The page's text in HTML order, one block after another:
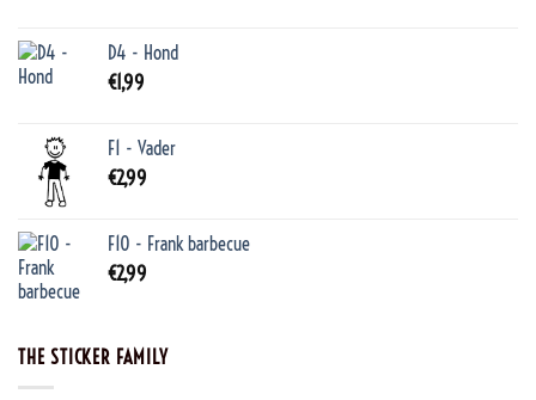
D4 - Hond
€1,99
F1 - Vader
€2,99
F10 - Frank barbecue
€2,99
THE STICKER FAMILY